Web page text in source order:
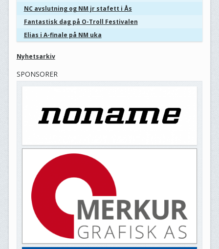
NC avslutning og NM jr stafett i Ås
Fantastisk dag på O-Troll Festivalen
Elias i A-finale på NM uka
Nyhetsarkiv
SPONSORER